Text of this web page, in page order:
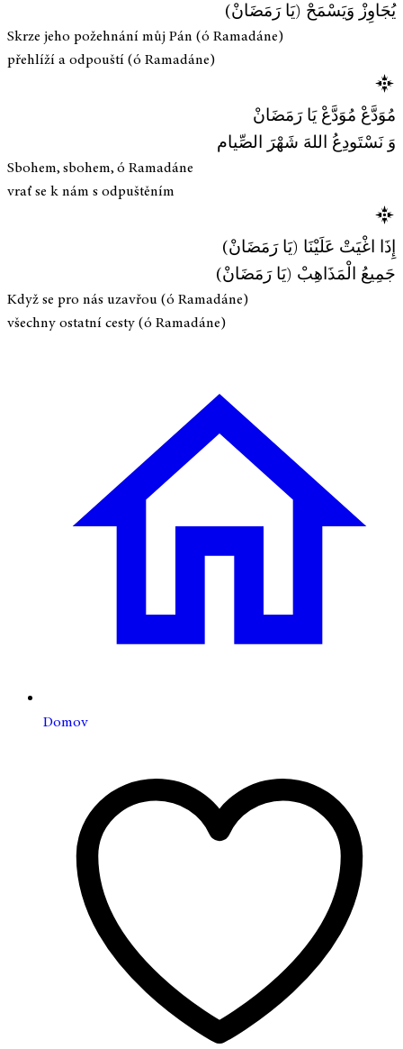
يُجَاوِزْ وَيَسْمَحْ (يَا رَمَضَانْ)
Skrze jeho požehnání můj Pán (ó Ramadáne)
přehlíží a odpouští (ó Ramadáne)
مُوَدَّعْ مُوَدَّعْ يَا رَمَضَانْ
وَ نَسْتَودِعُ اللهَ شَهْرَ الصِّيام
Sbohem, sbohem, ó Ramadáne
vrať se k nám s odpuštěním
إِذَا اغْيَتْ عَلَيْنَا (يَا رَمَضَانْ)
جَمِيعُ الْمَذَاهِبْ (يَا رَمَضَانْ)
Když se pro nás uzavřou (ó Ramadáne)
všechny ostatní cesty (ó Ramadáne)
Domov